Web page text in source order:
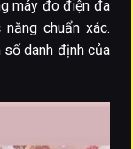
máy đo điện đa
chuẩn xác.
danh định của